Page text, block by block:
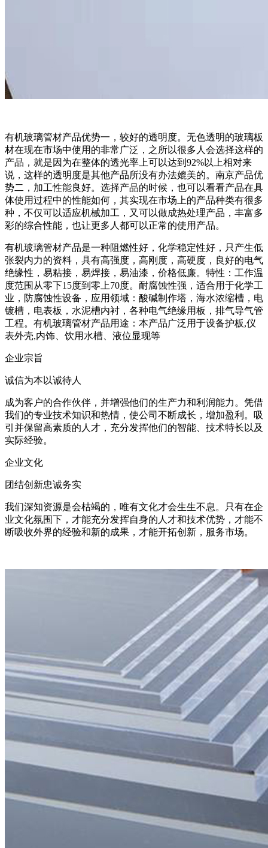
有机玻璃管材产品优势一，较好的透明度。无色透明的玻璃板
材在现在市场中使用的非常广泛，之所以很多人会选择这样的
产品，就是因为在整体的透光率上可以达到92%以上相对来
说，这样的透明度是其他产品所没有办法媲美的。南京产品优
势二，加工性能良好。选择产品的时候，也可以看看产品在具
体使用过程中的性能如何，其实现在市场上的产品种类有很多
种，不仅可以适应机械加工，又可以做成热处理产品，丰富多
彩的综合性能，也让更多人都可以正常的使用产品。
有机玻璃管材产品是一种阻燃性好，化学稳定性好，只产生低
张裂内力的资料，具有高强度，高刚度，高硬度，良好的电气
绝缘性，易粘接，易焊接，易油漆，价格低廉。特性：工作温
度范围从零下15度到零上70度。耐腐蚀性强，适合用于化学工
业，防腐蚀性设备，应用领域：酸碱制作塔，海水浓缩槽，电
镀槽，电表板，水泥槽内衬，各种电气绝缘用板，排气导气管
工程。有机玻璃管材产品用途：本产品广泛用于设备护板,仪
表外壳,内饰、饮用水槽、液位显现等
企业宗旨
诚信为本以诚待人
成为客户的合作伙伴，并增强他们的生产力和利润能力。凭借
我们的专业技术知识和热情，使公司不断成长，增加盈利。吸
引并保留高素质的人才，充分发挥他们的智能、技术特长以及
实际经验。
企业文化
团结创新忠诚务实
我们深知资源是会枯竭的，唯有文化才会生生不息。只有在企
业文化氛围下，才能充分发挥自身的人才和技术优势，才能不
断吸收外界的经验和新的成果，才能开拓创新，服务市场。